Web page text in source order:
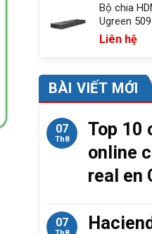
Bộ chia
Ugreen
Liên hệ
BÀI VIẾT MỚI
07
Th8
Top 10
online
real en
07